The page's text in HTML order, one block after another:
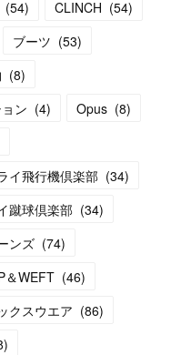
(54) CLINCH (54)
ブーツ (53)
(8)
ン (4) Opus (8)
イ飛行機倶楽部 (34)
蹴球倶楽部 (34)
ンズ (74)
＆WEFT (46)
クスウエア (86)
)